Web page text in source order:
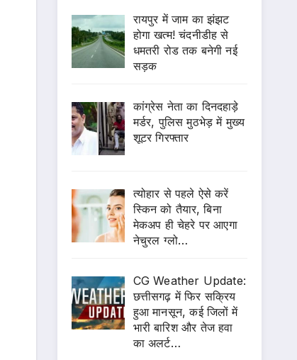
रायपुर में जाम का झंझट
होगा खत्म! चंदनीडीह से
धमतरी रोड तक बनेगी नई
सड़क
कांग्रेस नेता का दिनदहाड़े
मर्डर, पुलिस मुठभेड़ में मुख्य
शूटर गिरफ्तार
त्योहार से पहले ऐसे करें
स्किन को तैयार, बिना
मेकअप ही चेहरे पर आएगा
नेचुरल ग्लो…
CG Weather Update:
छत्तीसगढ़ में फिर सक्रिय
हुआ मानसून, कई जिलों में
भारी बारिश और तेज हवा
का अलर्ट…